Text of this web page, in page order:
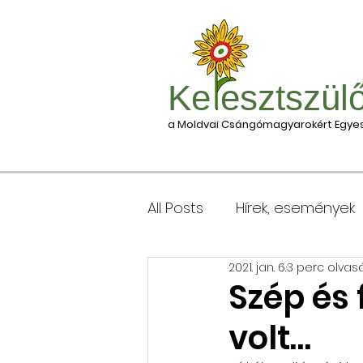
Ke
a Moldvai Csángómagyarokért
All Posts Hírek, események
Csomagleadás, érkezése
Keresztgyerekek levélcíme
Szép
volt…
2021. jan. 6.3 perc